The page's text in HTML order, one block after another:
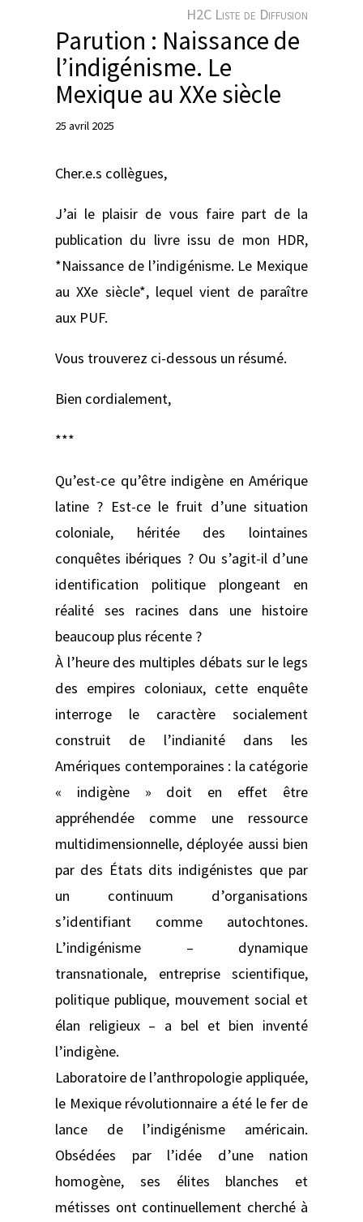
H2C Liste de Diffusion
Parution : Naissance de
l’indigénisme. Le
Mexique au XXe siècle
25 avril 2025
Cher.e.s collègues,
J’ai le plaisir de vous faire part de la
publication du livre issu de mon HDR,
*Naissance de l’indigénisme. Le Mexique
au XXe siècle*, lequel vient de paraître
aux PUF.
Vous trouverez ci-dessous un résumé.
Bien cordialement,
***
Qu’est-ce qu’être indigène en Amérique
latine ? Est-ce le fruit d’une situation
coloniale, héritée des lointaines
conquêtes ibériques ? Ou s’agit-il d’une
identification politique plongeant en
réalité ses racines dans une histoire
beaucoup plus récente ?
À l’heure des multiples débats sur le legs
des empires coloniaux, cette enquête
interroge le caractère socialement
construit de l’indianité dans les
Amériques contemporaines : la catégorie
« indigène » doit en effet être
appréhendée comme une ressource
multidimensionnelle, déployée aussi bien
par des États dits indigénistes que par
un continuum d’organisations
s’identifiant comme autochtones.
L’indigénisme – dynamique
transnationale, entreprise scientifique,
politique publique, mouvement social et
élan religieux – a bel et bien inventé
l’indigène.
Laboratoire de l’anthropologie appliquée,
le Mexique révolutionnaire a été le fer de
lance de l’indigénisme américain.
Obsédées par l’idée d’une nation
homogène, ses élites blanches et
métisses ont continuellement cherché à